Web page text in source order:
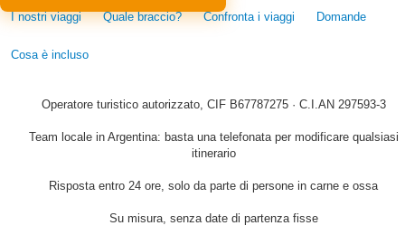
I nostri viaggi Quale braccio? Confronta i viaggi Domande
Cosa è incluso
Operatore turistico autorizzato, CIF B67787275 · C.I.AN 297593-3
Team locale in Argentina: basta una telefonata per modificare qualsiasi
itinerario
Risposta entro 24 ore, solo da parte di persone in carne e ossa
Su misura, senza date di partenza fisse